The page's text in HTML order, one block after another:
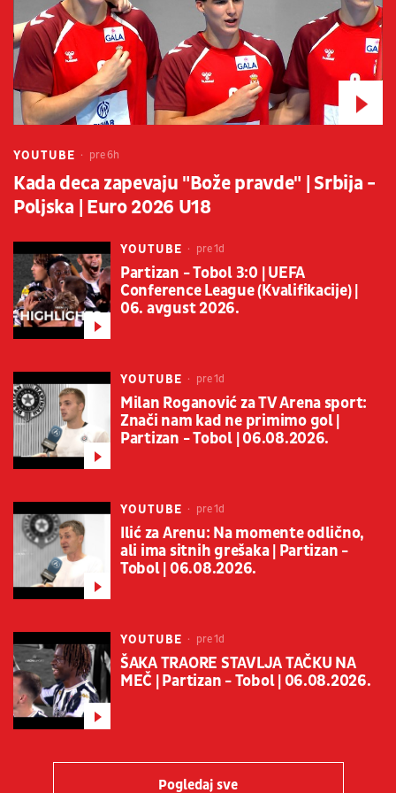
YOUTUBE pre 6h
Kada deca zapevaju "Bože pravde" | Srbija -
Poljska | Euro 2026 U18
YOUTUBE pre 1d
Partizan - Tobol 3:0 | UEFA
Conference League (Kvalifikacije) |
06. avgust 2026.
YOUTUBE pre 1d
Milan Roganović za TV Arena sport:
Znači nam kad ne primimo gol |
Partizan - Tobol | 06.08.2026.
YOUTUBE pre 1d
Ilić za Arenu: Na momente odlično,
ali ima sitnih grešaka | Partizan -
Tobol | 06.08.2026.
YOUTUBE pre 1d
ŠAKA TRAORE STAVLJA TAČKU NA
MEČ | Partizan - Tobol | 06.08.2026.
Pogledaj sve